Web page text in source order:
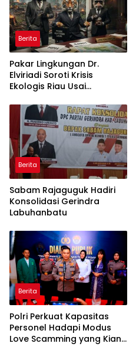
Berita
Pakar Lingkungan Dr.
Elviriadi Soroti Krisis
Ekologis Riau Usai
Monyet, Harimau, dan
Beruang Terhadap Warga
Berita
Sabam Rajaguguk Hadiri
Konsolidasi Gerindra
Labuhanbatu
Berita
Polri Perkuat Kapasitas
Personel Hadapi Modus
Love Scamming yang Kian